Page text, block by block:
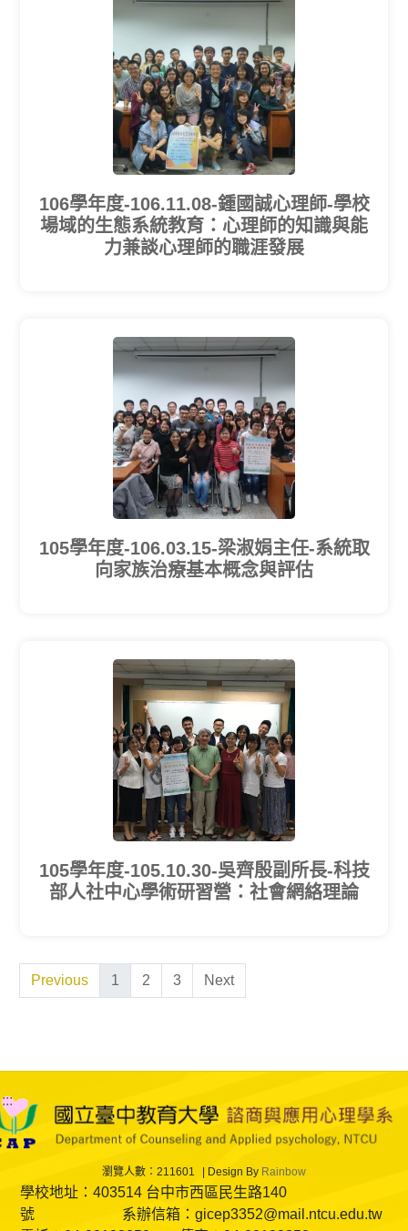
106學年度-106.11.08-鍾國誠心理師-學校
場域的生態系統教育：心理師的知識與能
力兼談心理師的職涯發展
105學年度-106.03.15-梁淑娟主任-系統取
向家族治療基本概念與評估
105學年度-105.10.30-吳齊殷副所長-科技
部人社中心學術研習營：社會網絡理論
Previous 1 2 3 Next
:::
瀏覽人數：211601 Design By Rainbow
學校地址：403514 台中市西區民生路140
號 系辦信箱：gicep3352@mail.ntcu.edu.tw